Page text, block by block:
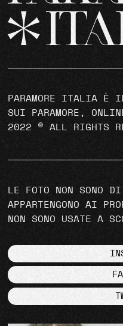
PARAMORE ITALIA È
SUI PARAMORE,
2022 © ALL RIGHTS
LE FOTO NON SONO
APPARTENGONO AI
NON SONO USATE A